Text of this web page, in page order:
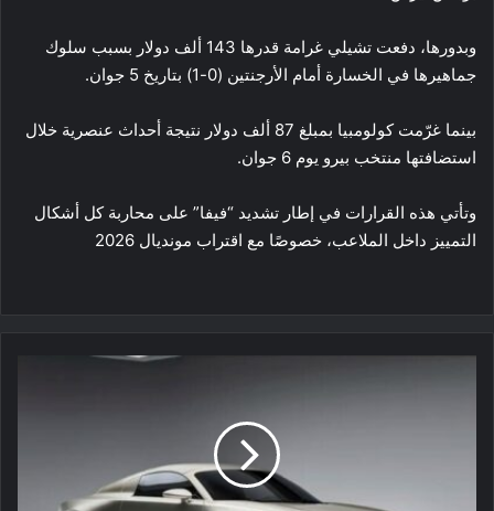
وبدورها، دفعت تشيلي غرامة قدرها 143 ألف دولار بسبب سلوك
جماهيرها في الخسارة أمام الأرجنتين (0-1) بتاريخ 5 جوان.
بينما غرّمت كولومبيا بمبلغ 87 ألف دولار نتيجة أحداث عنصرية خلال
استضافتها منتخب بيرو يوم 6 جوان.
وتأتي هذه القرارات في إطار تشديد “فيفا” على محاربة كل أشكال
التمييز داخل الملاعب، خصوصًا مع اقتراب مونديال 2026